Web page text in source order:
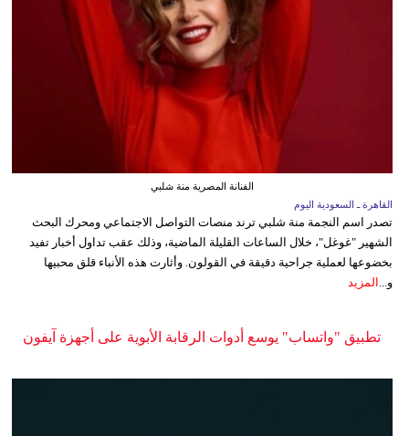
الفنانة المصرية منة شلبي
القاهرة ـ السعودية اليوم
تصدر اسم النجمة منة شلبي ترند منصات التواصل الاجتماعي ومحرك البحث
الشهير "غوغل"، خلال الساعات القليلة الماضية، وذلك عقب تداول أخبار تفيد
بخضوعها لعملية جراحية دقيقة في القولون. وأثارت هذه الأنباء قلق محبيها
و...
المزيد
تطبيق "واتساب" يوسع أدوات الرقابة الأبوية على أجهزة آيفون